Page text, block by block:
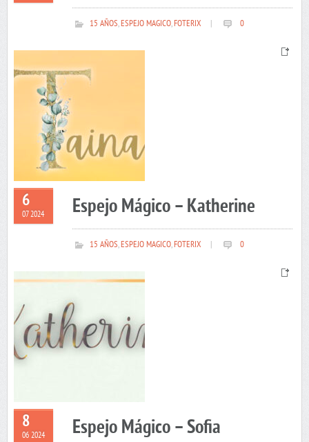
15 AÑOS,ESPEJO MAGICO,FOTERIX 0
6
07 2024 Espejo Mágico – Katherine
15 AÑOS,ESPEJO MAGICO,FOTERIX 0
8
06 2024 Espejo Mágico – Sofia